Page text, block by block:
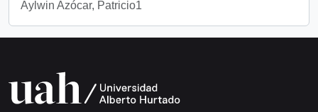
Aylwin Azócar, Patricio1